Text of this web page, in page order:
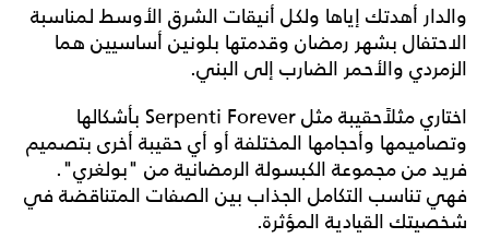
والدار أهدتك إياها ولكل أنيقات الشرق الأوسط لمناسبة
الاحتفال بشهر رمضان وقدمتها بلونين أساسيين هما
الزمردي والأحمر الضارب إلى البني.
اختاري مثلاًحقيبة مثل Serpenti Forever بأشكالها
وتصاميمها وأحجامها المختلفة أو أي حقيبة أخرى بتصميم
فريد من مجموعة الكبسولة الرمضانية من "بولغري".
فهي تناسب التكامل الجذاب بين الصفات المتناقضة في
شخصيتك القيادية المؤثرة.